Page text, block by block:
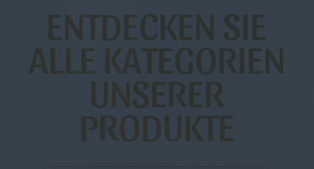
ENTDECKEN SIE
ALLE KATEGORIEN
UNSERER
PRODUKTE